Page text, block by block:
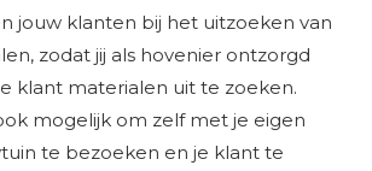
jouw klanten bij het uitzoeken van
zodat jij als hovenier ontzorgd
klant materialen uit te zoeken.
mogelijk om zelf met je eigen
te bezoeken en je klant te